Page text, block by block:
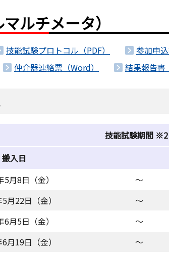
ルチメータ）
技能試験プロトコル（PDF） 参加申込
仲介器連絡票（Word） 結果報告書
技能試験期間 ※2
搬入日
5月8日（金） ～
月22日（金） ～
6月5日（金） ～
月19日（金） ～